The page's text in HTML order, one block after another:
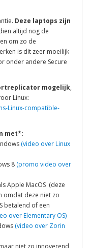
Deze laptops zijn
altijd nog de
om zo de
is dit zeer moeilijk
onder andere Secure
mogelijk,
Linux:
Linux-compatible-
met*:
(video over Linux
8 (promo video over
Apple MacOS (deze
omdat deze niet zo
betalend of een
over Elementary OS)
(video over Zorin
niet zo innoverend